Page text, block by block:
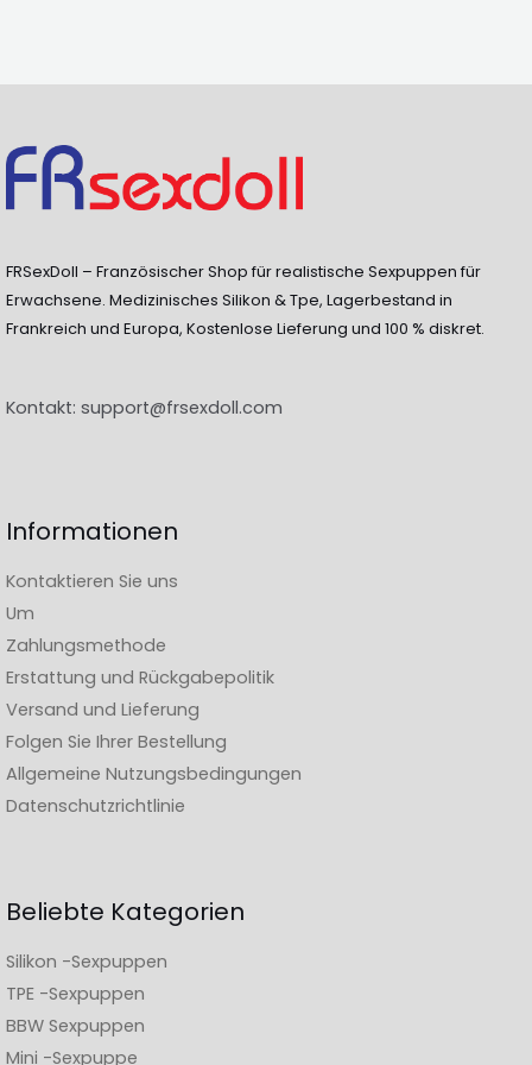
FRSexDoll – Französischer Shop für realistische Sexpuppen für
Erwachsene. Medizinisches Silikon & Tpe, Lagerbestand in
Frankreich und Europa, Kostenlose Lieferung und 100 % diskret.
Kontakt: support@frsexdoll.com
Informationen
Kontaktieren Sie uns
Um
Zahlungsmethode
Erstattung und Rückgabepolitik
Versand und Lieferung
Folgen Sie Ihrer Bestellung
Allgemeine Nutzungsbedingungen
Datenschutzrichtlinie
Beliebte Kategorien
Silikon -Sexpuppen
TPE -Sexpuppen
BBW Sexpuppen
Mini -Sexpuppe